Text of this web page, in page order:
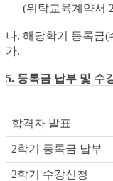
(위탁교육계약서
나. 해당학기 등록금(
가.
5. 등록금 납부 및 수
합격자 발표
2학기 등록금 납부
2학기 수강신청